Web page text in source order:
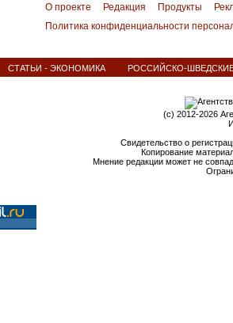
О проекте Редакция Продукты
Политика конфиденциальности
СТАТЬИ - ЭКОНОМИКА РОССИЙСКО-
(c) 2012-2026
Свидетельство о
Копирование
Мнение редакции может не